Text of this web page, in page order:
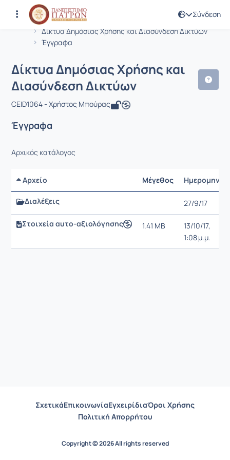
Σύνδεση
Αρχική Σελίδα
Δίκτυα Δημόσιας Χρήσης και Διασύνδεση Δικτύων
Έγγραφα
Μάθημα : Δίκτυα Δημόσιας Χρήσης
Κωδικός : CEID1064
Δίκτυα Δημόσιας Χρήσης και
Διασύνδεση Δικτύων
CEID1064 - Χρήστος Μπούρας
Έγγραφα
Αρχικός κατάλογος
Αρχείο Μέγεθος Ημερομηνία
Διαλέξεις 27/9/17
Στοιχεία αυτο-αξιολόγησης 1.41 MB
13/10/17,
1:08 μ.μ.
ΣχετικάΕπικοινωνίαΕγχειρίδιαΌροι Χρήσης
Πολιτική Απορρήτου
Copyright © 2026 All rights reserved